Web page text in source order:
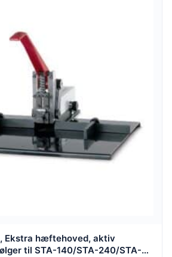
Ekstra hæftehoved, aktiv
til STA-140/STA-240/STA-